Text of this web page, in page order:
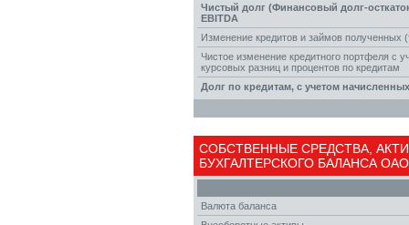
Чистый долг (Финансовый долг-
EBITDA
Изменение кредитов и займов полученных
Чистое изменение кредитного портфеля c
курсовых разниц и процентов по кредитам
Долг по кредитам, с учетом
СОБСТВЕННЫЕ СРЕДСТВА,
БУХГАЛТЕРСКОГО БАЛАНСА
Валюта баланса